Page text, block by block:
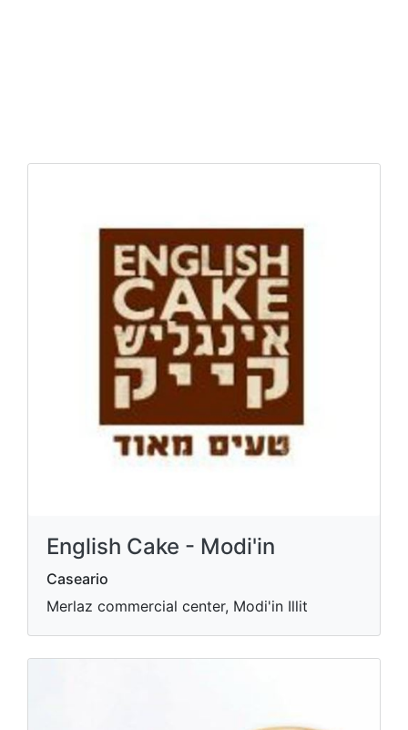
English Cake - Modi'in
Caseario
Merlaz commercial center, Modi'in Illit